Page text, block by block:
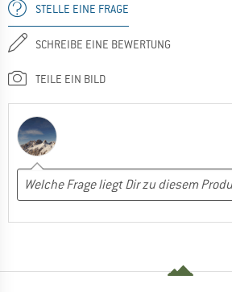
STELLE EINE FRAGE
SCHREIBE EINE BEWERTUNG
TEILE EIN BILD